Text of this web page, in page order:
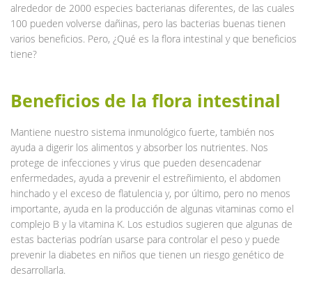
alrededor de 2000 especies bacterianas diferentes, de las cuales
100 pueden volverse dañinas, pero las bacterias buenas tienen
varios beneficios. Pero, ¿Qué es la flora intestinal y que beneficios
tiene?
Beneficios de la flora intestinal
Mantiene nuestro sistema inmunológico fuerte, también nos
ayuda a digerir los alimentos y absorber los nutrientes. Nos
protege de infecciones y virus que pueden desencadenar
enfermedades, ayuda a prevenir el estreñimiento, el abdomen
hinchado y el exceso de flatulencia y, por último, pero no menos
importante, ayuda en la producción de algunas vitaminas como el
complejo B y la vitamina K. Los estudios sugieren que algunas de
estas bacterias podrían usarse para controlar el peso y puede
prevenir la diabetes en niños que tienen un riesgo genético de
desarrollarla.